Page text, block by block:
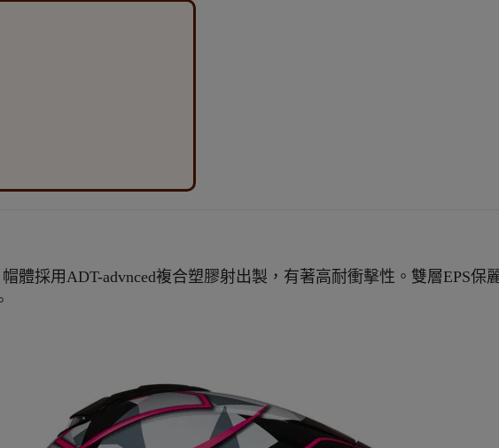
體採用ADT-advnced複合塑膠射出製，有著高耐衝擊性。雙層EPS保